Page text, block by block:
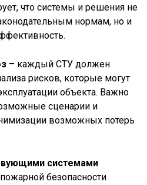
что системы и решения не
нормам, но и
– каждый СТУ должен
рисков, которые могут
объекта. Важно
сценарии и
возможных потерь
системами
безопасности